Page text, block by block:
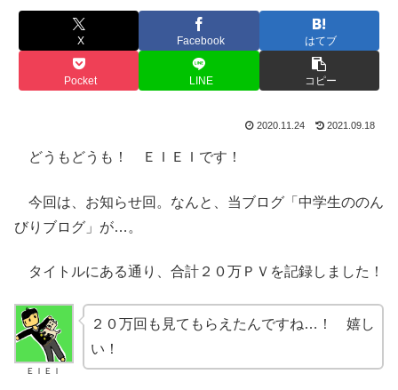
X Facebook はてブ
Pocket LINE コピー
2020.11.24 2021.09.18
どうもどうも！ ＥＩＥＩです！
今回は、お知らせ回。なんと、当ブログ「中学生ののん
びりブログ」が…。
タイトルにある通り、合計２０万ＰＶを記録しました！
ＥＩＥＩ
２０万回も見てもらえたんですね…！ 嬉し
い！